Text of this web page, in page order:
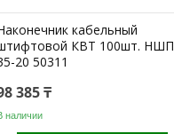
кабельный
КВТ 100шт. НШП
20 50311
385 ₸
наличии